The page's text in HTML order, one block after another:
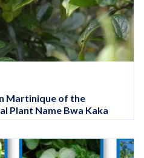
Martinique of the
Plant Name Bwa Kaka